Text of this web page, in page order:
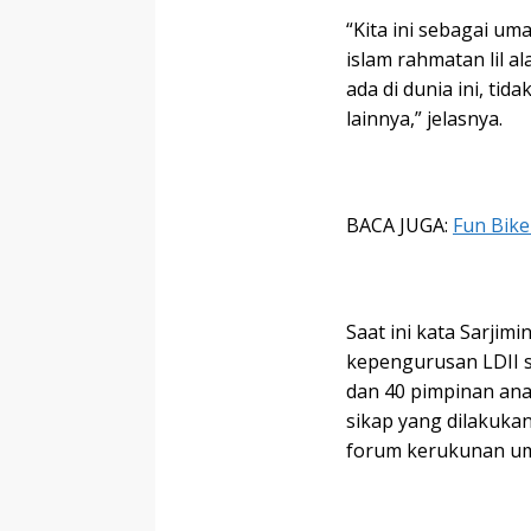
“Kita ini sebagai
islam rahmatan lil
ada di dunia ini,
lainnya,” jelasnya.
BACA JUGA: Fun
Saat ini kata
kepengurusan LDII
dan 40 pimpinan
sikap yang
forum kerukunan